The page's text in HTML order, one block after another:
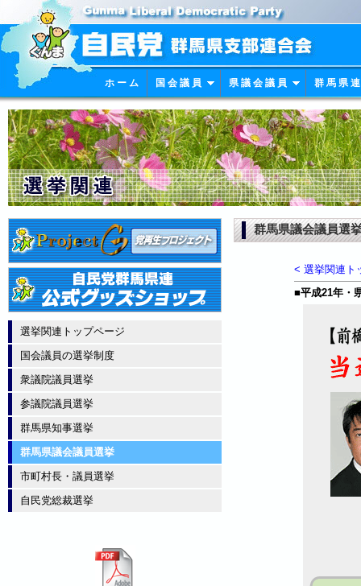
ホ ー ム 国 会 議 員 県 議 会 議 員 群 馬 県 連
選挙関連トップページ
国会議員の選挙制度
衆議院議員選挙
参議院議員選挙
群馬県知事選挙
群馬県議会議員選挙
市町村長・議員選挙
自民党総裁選挙
群馬県議会議員選
< 選挙関連ト
■平成21年・